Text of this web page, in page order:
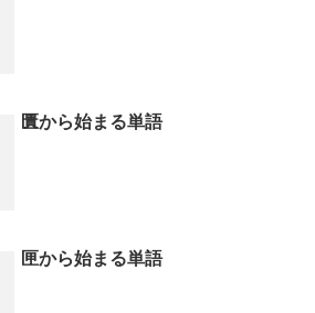
匱から始まる単語
匣から始まる単語